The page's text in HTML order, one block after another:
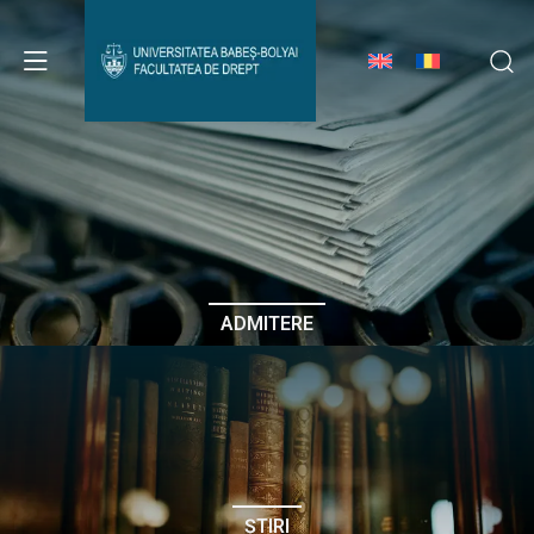
Avizier Studenți
Studii
Admitere
Erasmus & Internațional
Despre Facultate
ADMITERE
ȘTIRI